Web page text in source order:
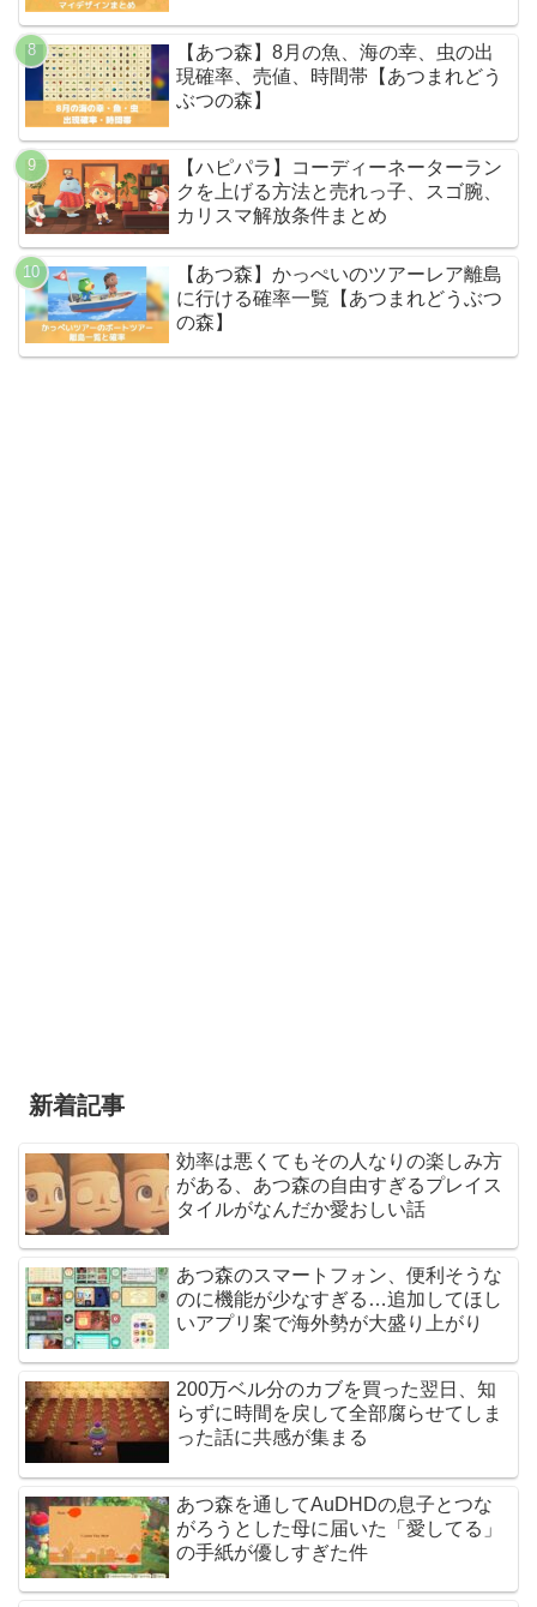
【あつ森】8月の魚、海の幸、虫の出
現確率、売値、時間帯【あつまれどう
ぶつの森】
【ハピパラ】コーディーネーターラン
クを上げる方法と売れっ子、スゴ腕、
カリスマ解放条件まとめ
【あつ森】かっぺいのツアーレア離島
に行ける確率一覧【あつまれどうぶつ
の森】
新着記事
効率は悪くてもその人なりの楽しみ方
がある、あつ森の自由すぎるプレイス
タイルがなんだか愛おしい話
あつ森のスマートフォン、便利そうな
のに機能が少なすぎる…追加してほし
いアプリ案で海外勢が大盛り上がり
200万ベル分のカブを買った翌日、知
らずに時間を戻して全部腐らせてしま
った話に共感が集まる
あつ森を通してAuDHDの息子とつな
がろうとした母に届いた「愛してる」
の手紙が優しすぎた件